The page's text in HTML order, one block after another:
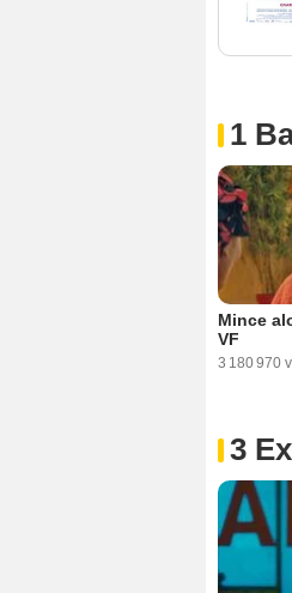
1
Mince
VF
3 180 970
3